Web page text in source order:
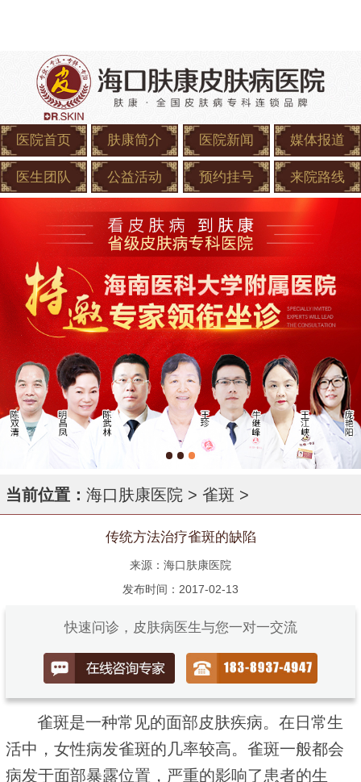
医院首页 肤康简介 医院新闻 媒体报道
医生团队 公益活动 预约挂号 来院路线
当前位置： 海口肤康医院 > 雀斑 >
传统方法治疗雀斑的缺陷
来源：海口肤康医院
发布时间：2017-02-13
快速问诊，皮肤病医生与您一对一交流
雀斑是一种常见的面部皮肤疾病。在日常生
活中，女性病发雀斑的几率较高。雀斑一般都会
病发于面部暴露位置，严重的影响了患者的生